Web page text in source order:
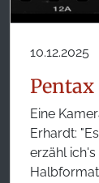
10.12.2025
Pentax
Eine
Erhardt:
erzähl ich's